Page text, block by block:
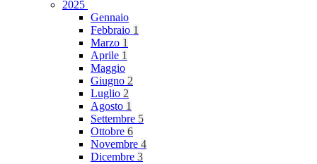
2025
Gennaio
Febbraio 1
Marzo 1
Aprile 1
Maggio
Giugno 2
Luglio 2
Agosto 1
Settembre 5
Ottobre 6
Novembre 4
Dicembre 3